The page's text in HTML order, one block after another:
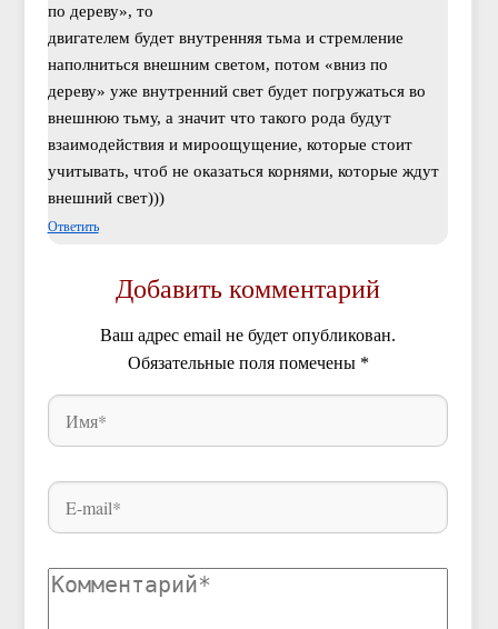
по дереву», то
двигателем будет внутренняя тьма и стремление
наполниться внешним светом, потом «вниз по
дереву» уже внутренний свет будет погружаться во
внешнюю тьму, а значит что такого рода будут
взаимодействия и мироощущение, которые стоит
учитывать, чтоб не оказаться корнями, которые ждут
внешний свет)))
Ответить
Добавить комментарий
Ваш адрес email не будет опубликован.
Обязательные поля помечены *